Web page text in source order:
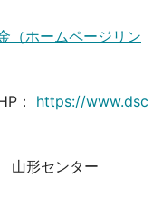
（ホームページリン
： https://www.dsc
山形センター